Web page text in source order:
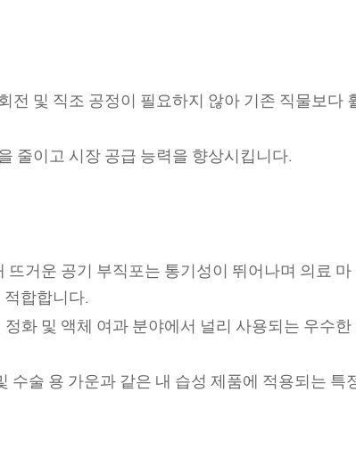
전 및 직조 공정이 필요하지 않아 기존 직물보다
줄이고 시장 공급 능력을 향상시킵니다.
거운 공기 부직포는 통기성이 뛰어나며 의료 마
합합니다.
화 및 액체 여과 분야에서 널리 사용되는 우수한
수술 용 가운과 같은 내 습성 제품에 적용되는 특